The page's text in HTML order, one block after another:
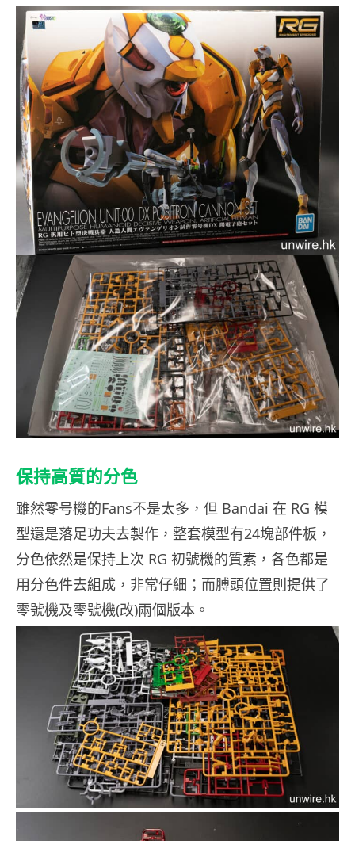
保持高質的分色
雖然零号機的Fans不是太多，但 Bandai 在 RG 模
型還是落足功夫去製作，整套模型有24塊部件板，
分色依然是保持上次 RG 初號機的質素，各色都是
用分色件去組成，非常仔細；而膊頭位置則提供了
零號機及零號機(改)兩個版本。